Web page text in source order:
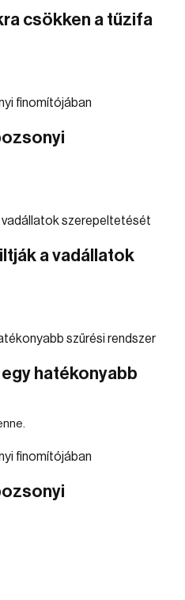
csökken a tűzifa
a vadállatok
hatékonyabb